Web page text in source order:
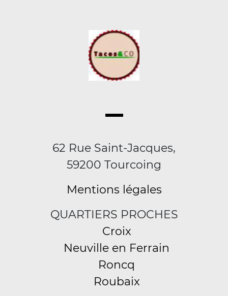
62 Rue Saint-Jacques,
59200 Tourcoing
Mentions légales
QUARTIERS PROCHES
Croix
Neuville en Ferrain
Roncq
Roubaix